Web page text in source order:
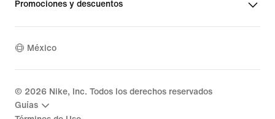
Promociones y descuentos
México
© 2026 Nike, Inc. Todos los derechos reservados
Guías